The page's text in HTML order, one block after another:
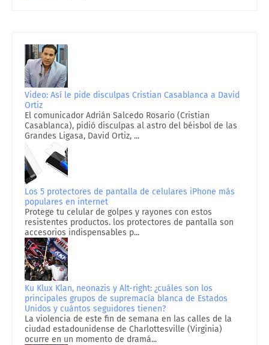
Video: Así le pide disculpas Cristian Casablanca a David
Ortiz
El comunicador Adrián Salcedo Rosario (Cristian
Casablanca), pidió disculpas al astro del béisbol de las
Grandes Ligasa, David Ortiz, ...
Los 5 protectores de pantalla de celulares iPhone más
populares en internet
Protege tu celular de golpes y rayones con estos
resistentes productos. los protectores de pantalla son
accesorios indispensables p...
Ku Klux Klan, neonazis y Alt-right: ¿cuáles son los
principales grupos de supremacía blanca de Estados
Unidos y cuántos seguidores tienen?
La violencia de este fin de semana en las calles de la
ciudad estadounidense de Charlottesville (Virginia)
ocurre en un momento de dramá...